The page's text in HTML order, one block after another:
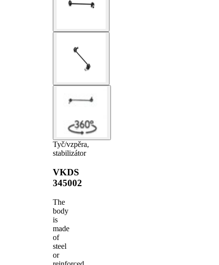
Tyč/vzpěra,
stabilizátor
VKDS
345002
The
body
is
made
of
steel
or